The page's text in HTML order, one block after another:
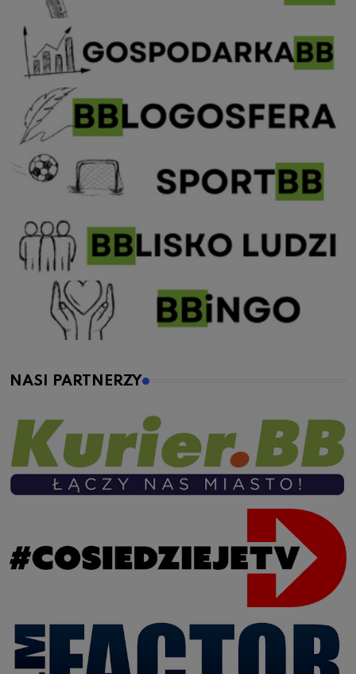
NASI PARTNERZY